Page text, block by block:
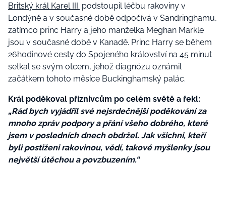
Britský král Karel III. podstoupil léčbu rakoviny v
Londýně a v současné době odpočívá v Sandringhamu,
zatímco princ Harry a jeho manželka Meghan Markle
jsou v současné době v Kanadě. Princ Harry se během
26hodinové cesty do Spojeného království na 45 minut
setkal se svým otcem, jehož diagnózu oznámil
začátkem tohoto měsíce Buckinghamský palác.
Král poděkoval příznivcům po celém světě a řekl:
„Rád bych vyjádřil své nejsrdečnější poděkování za
mnoho zpráv podpory a přání všeho dobrého, které
jsem v posledních dnech obdržel. Jak všichni, kteří
byli postiženi rakovinou, vědí, takové myšlenky jsou
největší útěchou a povzbuzením.“